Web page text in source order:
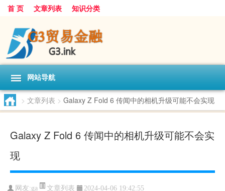
首 页 文章列表 知识分类
网站导航
> 文章列表 > Galaxy Z Fold 6 传闻中的相机升级可能不会实现
Galaxy Z Fold 6 传闻中的相机升级可能不会实
现
网友:ga 文章列表 2024-04-06 19:42:55